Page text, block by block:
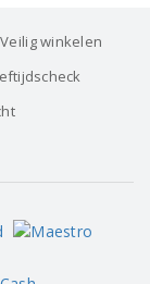
Veilig winkelen